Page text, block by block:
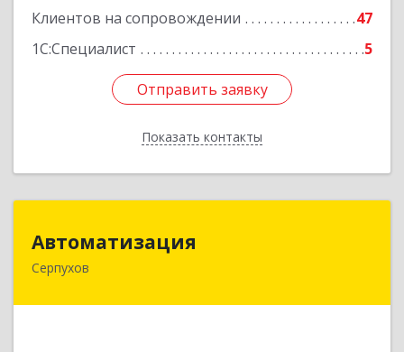
Клиентов на сопровождении
47
1С:Специалист
5
Отправить заявку
Показать контакты
Отправить заявку
Назад
Автоматизация
Серпухов